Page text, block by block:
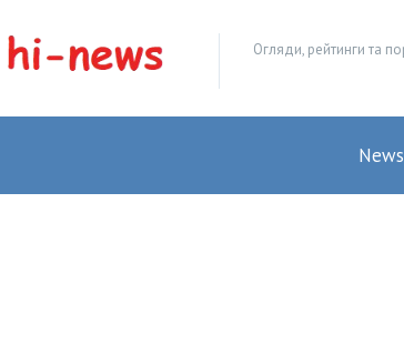
Огляди, рейтинги та
News